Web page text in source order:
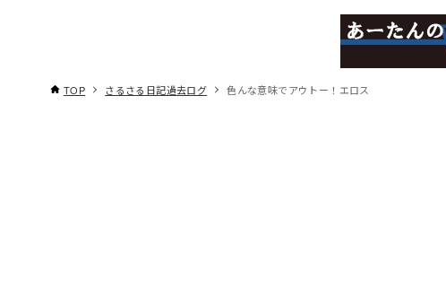
TOP さるさる日記過去ログ 色んな意味でアウトー！エロス